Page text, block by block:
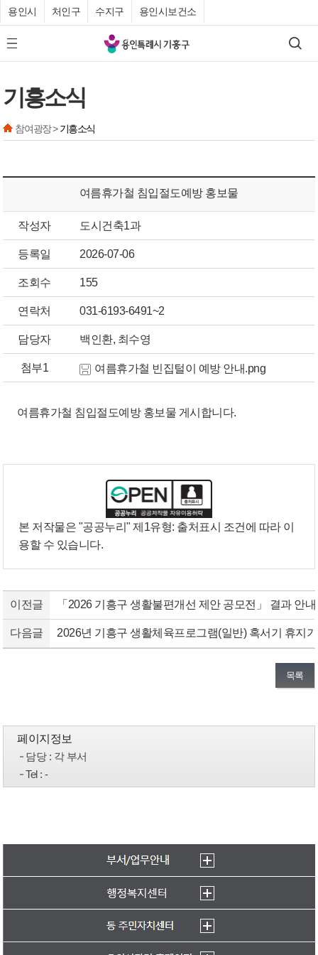
용인시 처인구 수지구 용인시보건소
모바일 메뉴 버튼
기
흥
검색
기흥소식
참여광장 >기흥소식
여름휴가철 침입절도예방 홍보물
작성자 도시건축1과
등록일 2026-07-06
조회수 155
연락처 031-6193-6491~2
담당자 백인환, 최수영
첨부1 여름휴가철 빈집털이 예방 안내.png
여름휴가철 침입절도예방 홍보물 게시합니다.
본 저작물은 "공공누리"제1유형: 출처표시 조건에 따라 이
용할 수 있습니다.
이전글 「2026 기흥구 생활불편개선 제안 공모전」 결과 안내
다음글 2026년 기흥구 생활체육프로그램(일반) 혹서기 휴지
목록
페이지정보
담당: 각 부서
Tel: -